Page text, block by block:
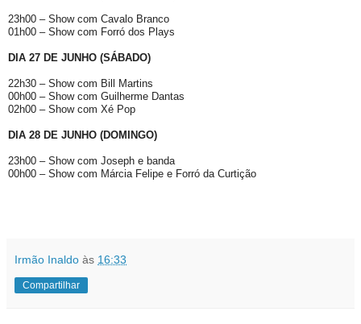
23h00 – Show com Cavalo Branco
01h00 – Show com Forró dos Plays
DIA 27 DE JUNHO (SÁBADO)
22h30 – Show com Bill Martins
00h00 – Show com Guilherme Dantas
02h00 – Show com Xé Pop
DIA 28 DE JUNHO (DOMINGO)
23h00 – Show com Joseph e banda
00h00 – Show com Márcia Felipe e Forró da Curtição
Irmão Inaldo às 16:33
Compartilhar